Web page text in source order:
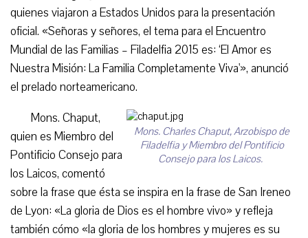
quienes viajaron a Estados Unidos para la presentación
oficial. «Señoras y señores, el tema para el Encuentro
Mundial de las Familias – Filadelfia 2015 es: ‘El Amor es
Nuestra Misión: La Familia Completamente Viva'», anunció
el prelado norteamericano.
Mons. Charles Chaput, Arzobispo de
Filadelfia y Miembro del Pontificio
Consejo para los Laicos.
Mons. Chaput,
quien es Miembro del
Pontificio Consejo para
los Laicos, comentó
sobre la frase que ésta se inspira en la frase de San Ireneo
de Lyon: «La gloria de Dios es el hombre vivo» y refleja
también cómo «la gloria de los hombres y mujeres es su